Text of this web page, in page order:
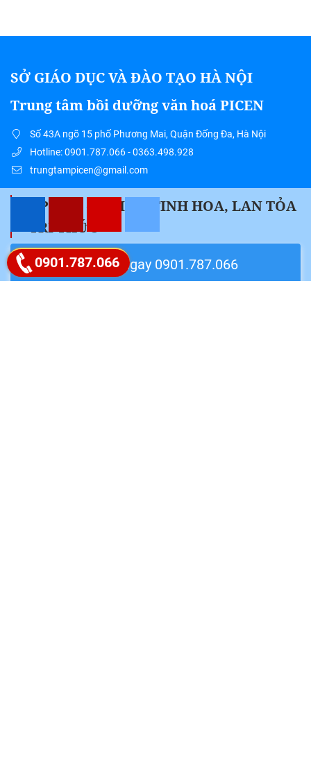
" PICEN – HỘI TỤ TINH HOA, LAN TỎA
TRI THỨC "
Liên hệ ngay 0901.787.066
SỞ GIÁO DỤC VÀ ĐÀO TẠO HÀ NỘI
Trung tâm bồi dưỡng văn hoá PICEN
Số 43A ngõ 15 phố Phương Mai, Quận Đống Đa, Hà Nội
Hotline: 0901.787.066 - 0363.498.928
trungtampicen@gmail.com
Google map
0901.787.066